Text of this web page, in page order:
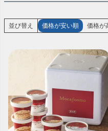
並び替え 価格が安い順 価格が